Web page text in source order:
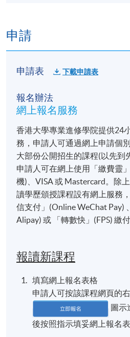
申請
申請表 下載申請表
報名辦法
網上報名服務
香港大學專業進修學院提供24
務，申請人可通過網上申請個
大部份公開招生的課程(以先到
申請人可在網上使用「繳費靈
機)、VISA 或 Mastercard。除
讀學歷頒授課程設有網上服務
信支付」(Online WeChat Pay)
Alipay) 或 「轉數快」(FPS) 繳付
報讀新課程
填寫網上報名表格
申請人可按該課程網頁的
圖示
後按照指示填妥網上報名表